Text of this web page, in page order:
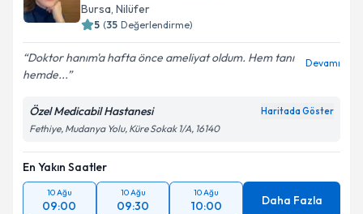
Bursa, Nilüfer
5 (35 Değerlendirme)
Doktor hanım'a hafta önce ameliyat oldum. Hem tanı
hemde...
Devamı
Özel Medicabil Hastanesi Haritada Göster
Fethiye, Mudanya Yolu, Küre Sokak 1/A, 16140
En Yakın Saatler
10 Ağu
09:00
10 Ağu
09:30
10 Ağu
10:00 Daha Fazla